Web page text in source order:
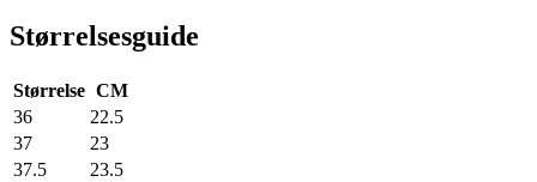
Størrelsesguide
Størrelse CM
36
22.5
37
23
37.5
23.5